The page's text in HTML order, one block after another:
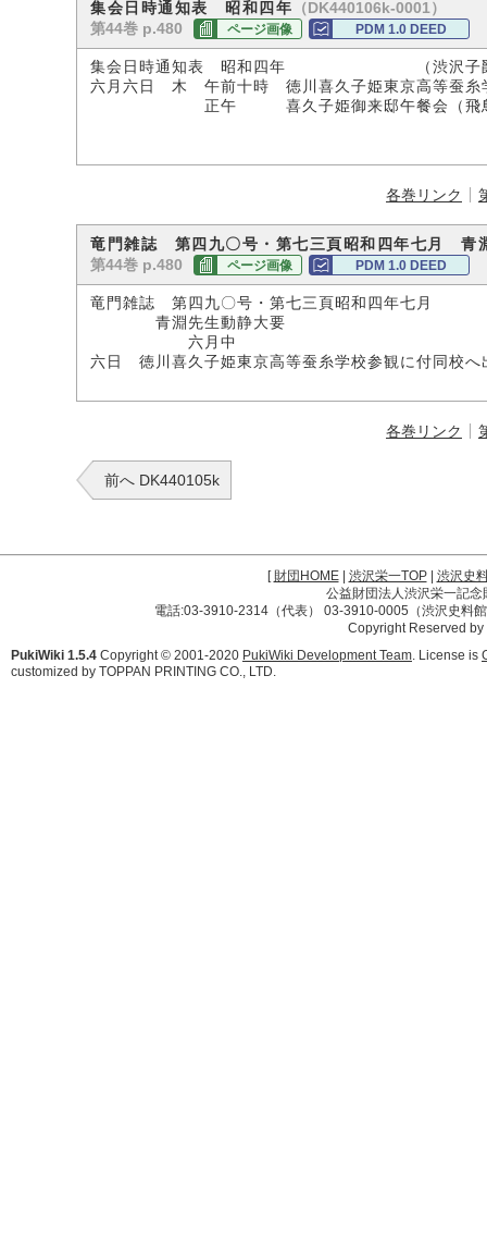
集会日時通知表 昭和四年 （DK440106k-0001）
第44巻 p.480
ページ画像 PDM 1.0 DEED
集会日時通知表 昭和四年 （渋沢子爵
六月六日 木 午前十時 徳川喜久子姫東京高等蚕糸
正午 喜久子姫御来邸午餐会（飛鳥
各巻リンク
竜門雑誌 第四九〇号・第七三頁昭和四年七月 青
第44巻 p.480 ページ画像 PDM 1.0 DEED
竜門雑誌 第四九〇号・第七三頁昭和四年七月
青淵先生動静大要
六月中
六日 徳川喜久子姫東京高等蚕糸学校参観に付同校へ
各巻リンク
前へ DK440105k
[財団HOME| 渋沢栄一TOP| 渋沢史
公益財団法人渋沢栄一記
電話:03-3910-2314（代表） 03-3910-0005（渋沢史料
Copyright Reserved
PukiWiki 1.5.4 Copyright © 2001-2020 PukiWiki Development Team. License is
customized by TOPPAN PRINTING CO., LTD.